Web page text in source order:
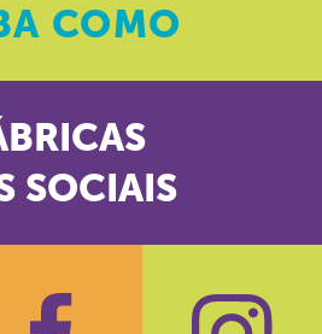
COMO
SOCIAIS